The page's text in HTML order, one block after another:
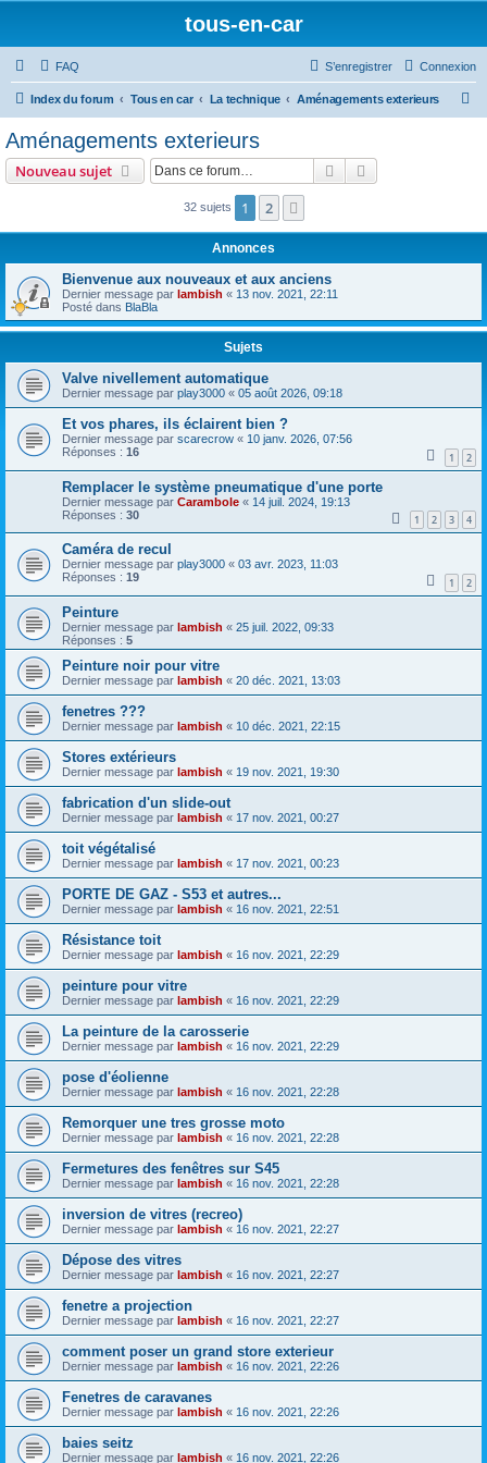
tous-en-car
FAQ Connexion
S’enregistrer
Index du forum Tous en car La technique Aménagements exterieurs
r
Aménagements exterieurs
Nouveau sujet Rechercher
32 sujets 1 2
Annonces
Bienvenue aux nouveaux et aux anciens
Dernier message par lambish « 13 nov. 2021, 22:11
Posté dans BlaBla
Sujets
Valve nivellement automatique
Dernier message par play3000 « 05 août 2026, 09:18
Et vos phares, ils éclairent bien ?
Dernier message par scarecrow « 10 janv. 2026, 07:56
Réponses : 16 1 2
Remplacer le système pneumatique d'une porte
Dernier message par Carambole « 14 juil. 2024, 19:13
Réponses : 30 1 2 3 4
Caméra de recul
Dernier message par play3000 « 03 avr. 2023, 11:03
Réponses : 19 1 2
Peinture
Dernier message par lambish « 25 juil. 2022, 09:33
Réponses : 5
Peinture noir pour vitre
Dernier message par lambish « 20 déc. 2021, 13:03
fenetres ???
Dernier message par lambish « 10 déc. 2021, 22:15
Stores extérieurs
Dernier message par lambish « 19 nov. 2021, 19:30
fabrication d'un slide-out
Dernier message par lambish « 17 nov. 2021, 00:27
toit végétalisé
Dernier message par lambish « 17 nov. 2021, 00:23
PORTE DE GAZ - S53 et autres...
Dernier message par lambish « 16 nov. 2021, 22:51
Résistance toit
Dernier message par lambish « 16 nov. 2021, 22:29
peinture pour vitre
Dernier message par lambish « 16 nov. 2021, 22:29
La peinture de la carosserie
Dernier message par lambish « 16 nov. 2021, 22:29
pose d'éolienne
Dernier message par lambish « 16 nov. 2021, 22:28
Remorquer une tres grosse moto
Dernier message par lambish « 16 nov. 2021, 22:28
Fermetures des fenêtres sur S45
Dernier message par lambish « 16 nov. 2021, 22:28
inversion de vitres (recreo)
Dernier message par lambish « 16 nov. 2021, 22:27
Dépose des vitres
Dernier message par lambish « 16 nov. 2021, 22:27
fenetre a projection
Dernier message par lambish « 16 nov. 2021, 22:27
comment poser un grand store exterieur
Dernier message par lambish « 16 nov. 2021, 22:26
Fenetres de caravanes
Dernier message par lambish « 16 nov. 2021, 22:26
baies seitz
Dernier message par lambish « 16 nov. 2021, 22:26